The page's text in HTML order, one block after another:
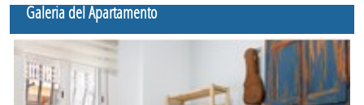
Galeria del Apartamento